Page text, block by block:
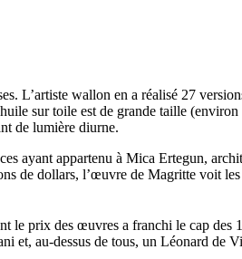
L’artiste wallon en a réalisé 27
sur toile est de grande taille
de lumière diurne.
ayant appartenu à Mica Ertegun,
de dollars, l’œuvre de Magritte voit les
le prix des œuvres a franchi le cap
et, au-dessus de tous, un Léonard de